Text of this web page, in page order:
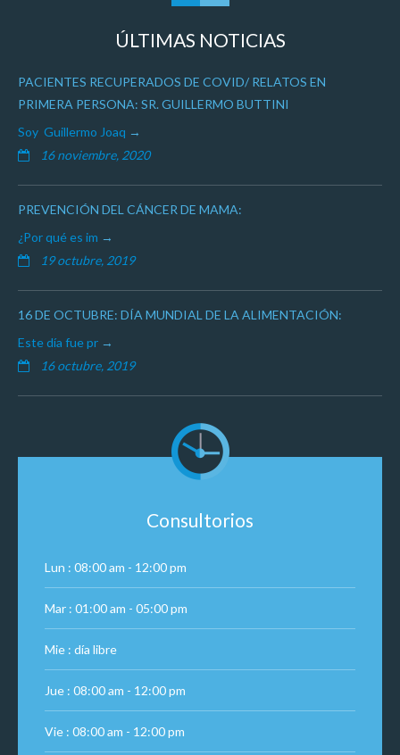
ÚLTIMAS NOTICIAS
PACIENTES RECUPERADOS DE COVID/ RELATOS EN
PRIMERA PERSONA: SR. GUILLERMO BUTTINI
Soy Guillermo Joaq
16 noviembre, 2020
PREVENCIÓN DEL CÁNCER DE MAMA:
¿Por qué es im
19 octubre, 2019
16 DE OCTUBRE: DÍA MUNDIAL DE LA ALIMENTACIÓN:
Este día fue pr
16 octubre, 2019
Consultorios
Lun : 08:00 am - 12:00 pm
Mar : 01:00 am - 05:00 pm
Mie : día libre
Jue : 08:00 am - 12:00 pm
Vie : 08:00 am - 12:00 pm